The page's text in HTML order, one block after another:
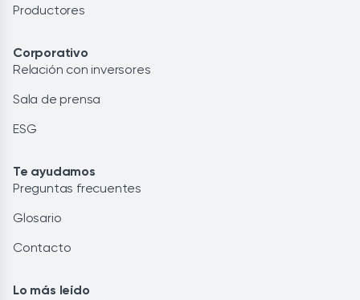
Productores
Corporativo
Relación con inversores
Sala de prensa
ESG
Te ayudamos
Preguntas frecuentes
Glosario
Contacto
Lo más leído